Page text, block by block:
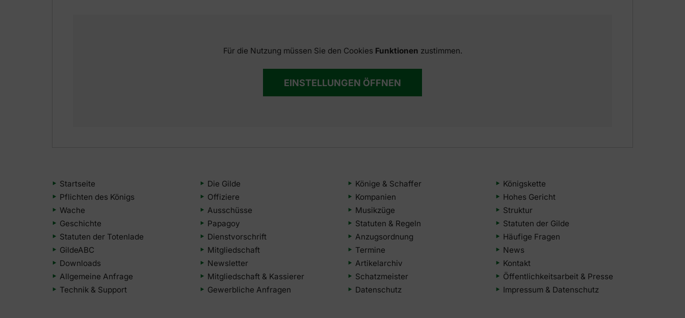
Für die Nutzung müssen Sie den Cookies Funktionen zustimmen.
EINSTELLUNGEN ÖFFNEN
Startseite Die Gilde Könige & Schaffer
Königskette
Pflichten des Königs
Offiziere Kompanien
Hohes Gericht
Wache
Ausschüsse Musikzüge
Struktur
Geschichte
Papagoy Statuten & Regeln
Statuten der Gilde
Statuten der Totenlade
Dienstvorschrift Anzugsordnung
Häufige Fragen
GildeABC
Mitgliedschaft Termine
News
Downloads
Newsletter Artikelarchiv
Kontakt
Allgemeine Anfrage
Mitgliedschaft & Kassierer Schatzmeister
Öffentlichkeitsarbeit & Presse
Technik & Support
Gewerbliche Anfragen Datenschutz Impressum & Datenschutz